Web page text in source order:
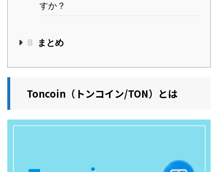
すか？
8 まとめ
Toncoin（トンコイン/TON）とは